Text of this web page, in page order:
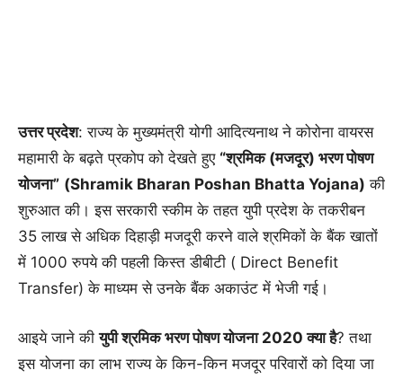
उत्तर प्रदेश: राज्य के मुख्यमंत्री योगी आदित्यनाथ ने कोरोना वायरस
महामारी के बढ़ते प्रकोप को देखते हुए “श्रमिक (मजदूर) भरण पोषण
योजना” (Shramik Bharan Poshan Bhatta Yojana) की
शुरुआत की। इस सरकारी स्कीम के तहत युपी प्रदेश के तकरीबन
35 लाख से अधिक दिहाड़ी मजदूरी करने वाले श्रमिकों के बैंक खातों
में 1000 रुपये की पहली किस्त डीबीटी ( Direct Benefit
Transfer) के माध्यम से उनके बैंक अकाउंट में भेजी गई।
आइये जाने कीयुपी श्रमिक भरण पोषण योजना 2020 क्या है? तथा
इस योजना का लाभ राज्य के किन-किन मजदूर परिवारों को दिया जा